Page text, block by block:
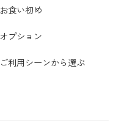
お食い初め
オプション
ご利用シーンから選ぶ